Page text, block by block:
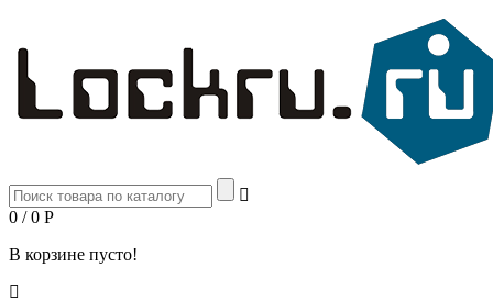
0 / 0 Р
В корзине пусто!